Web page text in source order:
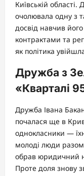
Київській
очолювала одну з
досвід навчив
контрактами та
як політика
Дружба з
«Кварталі
Дружба Івана
почалася ще в
однокласники —
молоді люди
обрав юридичний
Проте доля знову